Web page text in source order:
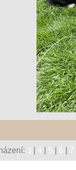
3 4 5 6 7